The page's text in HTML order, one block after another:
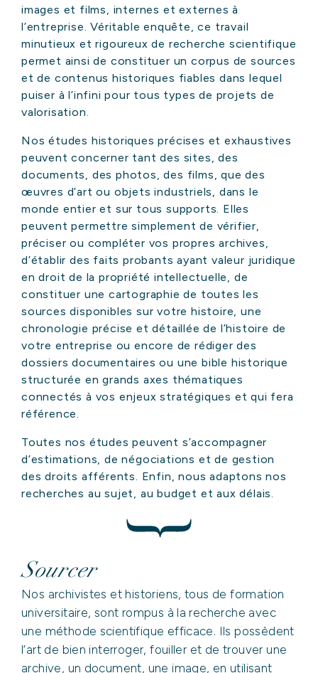
images et films, internes et externes à
l’entreprise. Véritable enquête, ce travail
minutieux et rigoureux de recherche scientifique
permet ainsi de constituer un corpus de sources
et de contenus historiques fiables dans lequel
puiser à l’infini pour tous types de projets de
valorisation.
Nos études historiques précises et exhaustives
peuvent concerner tant des sites, des
documents, des photos, des films, que des
œuvres d’art ou objets industriels, dans le
monde entier et sur tous supports. Elles
peuvent permettre simplement de vérifier,
préciser ou compléter vos propres archives,
d’établir des faits probants ayant valeur juridique
en droit de la propriété intellectuelle, de
constituer une cartographie de toutes les
sources disponibles sur votre histoire, une
chronologie précise et détaillée de l’histoire de
votre entreprise ou encore de rédiger des
dossiers documentaires ou une bible historique
structurée en grands axes thématiques
connectés à vos enjeux stratégiques et qui fera
référence.
Toutes nos études peuvent s’accompagner
d’estimations, de négociations et de gestion
des droits afférents. Enfin, nous adaptons nos
recherches au sujet, au budget et aux délais.
Sourcer
Nos archivistes et historiens, tous de formation
universitaire, sont rompus à la recherche avec
une méthode scientifique efficace. Ils possèdent
l’art de bien interroger, fouiller et de trouver une
archive, un document, une image, en utilisant